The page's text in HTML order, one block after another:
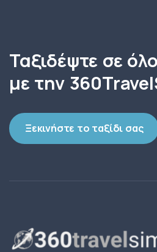
Ταξιδέψτε σε
με την
Ξεκινήστε το ταξίδι σας